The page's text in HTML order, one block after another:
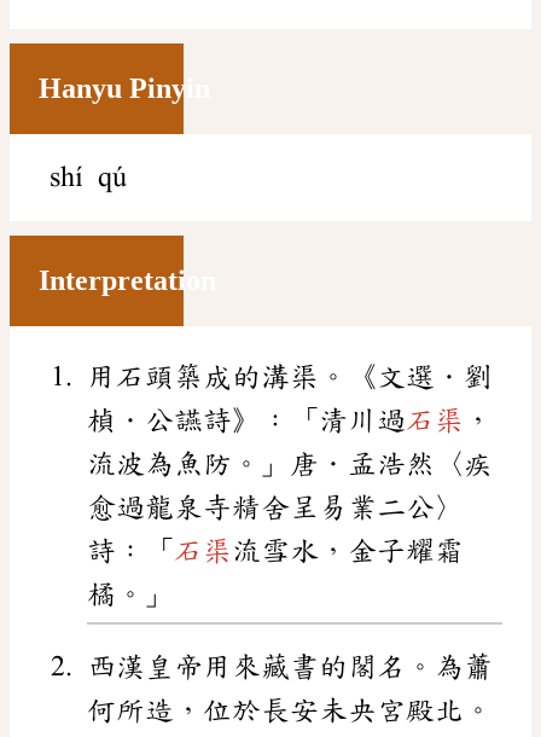
Hanyu Pinyin
shí qú
Interpretation
用石頭築成的溝渠。《文選．劉
楨．公讌詩》：「清川過石渠 ，
流波為魚防。」唐．孟浩然〈疾
愈過龍泉寺精舍呈易業二公〉
詩：「 石渠流雪水，金子耀霜
橘。」
西漢皇帝用來藏書的閣名。為蕭
何所造，位於長安未央宮殿北。